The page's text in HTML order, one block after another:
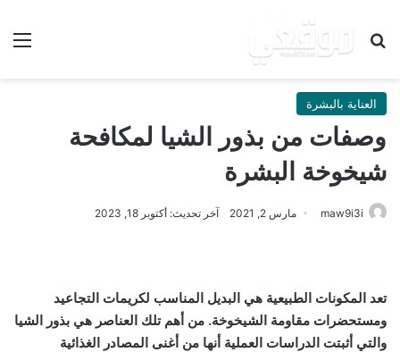
بحث عن
العناية بالبشرة
وصفات من بذور الشيا لمكافحة
شيخوخة البشرة
maw9i3i مارس 2, 2021 آخر تحديث: أكتوبر 18, 2023
تعد المكونات الطبيعية هي البديل المناسب لكريمات التجاعيد
ومستحضرات مقاومة الشيخوخة. من أهم تلك العناصر هي بذور الشيا
والتي أثبتت الدراسات العملية أنها من أغنى المصادر الغذائية